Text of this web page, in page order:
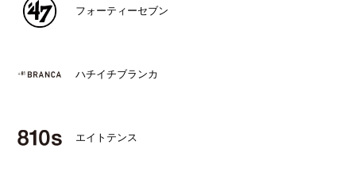
フォーティーセブン
ハチイチブランカ
エイトテンス